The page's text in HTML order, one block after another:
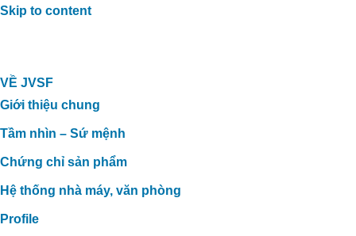
Skip to content
VỀ JVSF
Giới thiệu chung
Tầm nhìn – Sứ mệnh
Chứng chỉ sản phẩm
Hệ thống nhà máy, văn phòng
Profile